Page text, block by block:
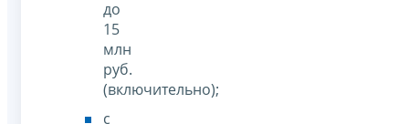
до
15
млн
руб.
(включительно);
с